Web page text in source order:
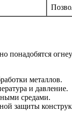
понадобятся
металлов.
и давление.
средами.
защиты